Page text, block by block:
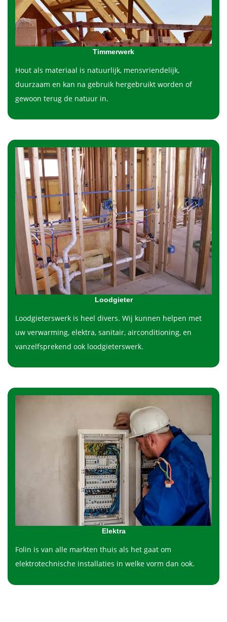
Timmerwerk
Hout als materiaal is natuurlijk, mensvriendelijk,
duurzaam en kan na gebruik hergebruikt worden of
gewoon terug de natuur in.
Loodgieter
Loodgieterswerk is heel divers. Wij kunnen helpen met
uw verwarming, elektra, sanitair, airconditioning, en
vanzelfsprekend ook loodgieterswerk.
Elektra
Folin is van alle markten thuis als het gaat om
elektrotechnische installaties in welke vorm dan ook.